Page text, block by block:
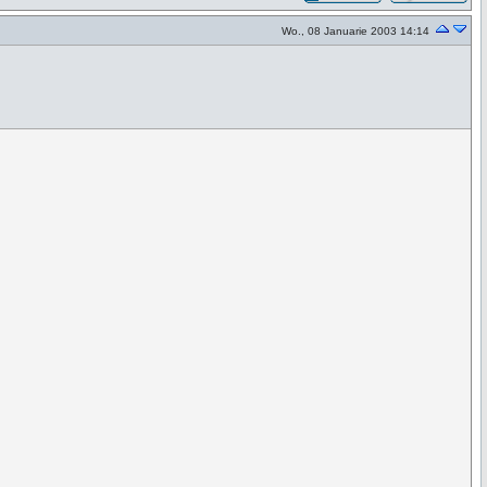
Wo., 08 Januarie 2003 14:14